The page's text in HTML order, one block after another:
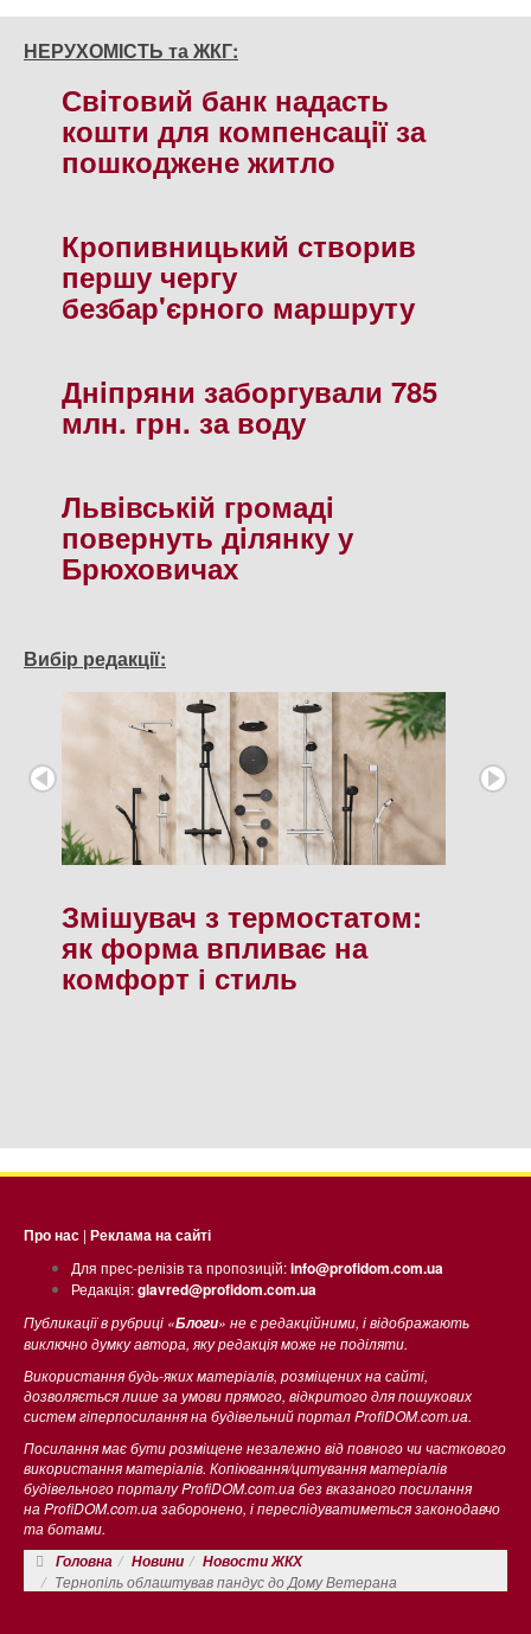
НЕРУХОМІСТЬ та ЖКГ:
Свiтовий банк надасть
кошти для компенсацiї за
пошкоджене житло
Кропивницький створив
першу чергу
безбар'єрного маршруту
Днiпряни заборгували 785
млн. грн. за воду
Львiвськiй громадi
повернуть дiлянку у
Брюховичах
Вибір редакції:
Змішувач з термостатом:
як форма впливає на
комфорт і стиль
Про нас | Реклама на сайті
Для прес-релізів та пропозицій:info@profidom.com.ua
Редакція:glavred@profidom.com.ua
Публикації в рубриці «Блоги» не є редакційними, і відображають
виключно думку автора, яку редакція може не поділяти.
Використання будь-яких матеріалів, розміщених на сайті,
дозволяється лише за умови прямого, відкритого для пошукових
систем гіперпосилання на будівельний портал ProfiDOM.com.ua.
Посилання має бути розміщене незалежно від повного чи часткового
використання матеріалів. Копіювання/цитування матеріалів
будівельного порталу ProfiDOM.com.ua без вказаного посилання
на ProfiDOM.com.ua заборонено, і переслідуватиметься законодавчо
та ботами.
Головна
Новини
Новости ЖКХ
Тернопiль облаштував пандус до Дому Ветерана